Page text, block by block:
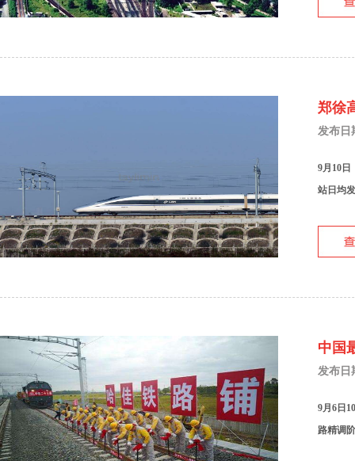
郑徐
发布日
9月10日
站日均
中国
发布日
9月6日
路精调